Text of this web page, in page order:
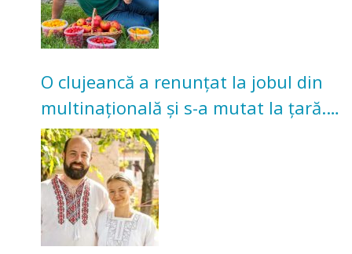
O clujeancă a renunțat la jobul din
multinațională și s-a mutat la țară.
Acum cultivă legume în grădina
bunicilor